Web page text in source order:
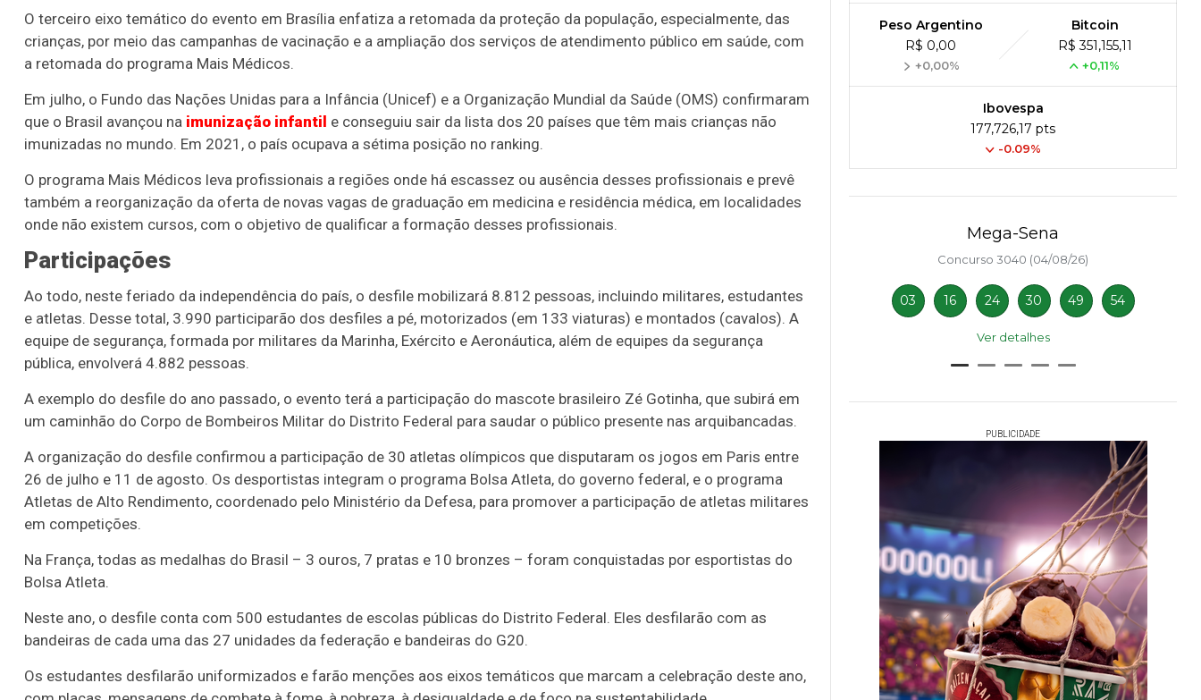
O terceiro eixo temático do evento em Brasília enfatiza a retomada da proteção da população, especialmente, das
crianças, por meio das campanhas de vacinação e a ampliação dos serviços de atendimento público em saúde, com
a retomada do programa Mais Médicos.
Em julho, o Fundo das Nações Unidas para a Infância (Unicef) e a Organização Mundial da Saúde (OMS) confirmaram
que o Brasil avançou na imunização infantil e conseguiu sair da lista dos 20 países que têm mais crianças não
imunizadas no mundo. Em 2021, o país ocupava a sétima posição no ranking.
O programa Mais Médicos leva profissionais a regiões onde há escassez ou ausência desses profissionais e prevê
também a reorganização da oferta de novas vagas de graduação em medicina e residência médica, em localidades
onde não existem cursos, com o objetivo de qualificar a formação desses profissionais.
Participações
Ao todo, neste feriado da independência do país, o desfile mobilizará 8.812 pessoas, incluindo militares, estudantes
e atletas. Desse total, 3.990 participarão dos desfiles a pé, motorizados (em 133 viaturas) e montados (cavalos). A
equipe de segurança, formada por militares da Marinha, Exército e Aeronáutica, além de equipes da segurança
pública, envolverá 4.882 pessoas.
A exemplo do desfile do ano passado, o evento terá a participação do mascote brasileiro Zé Gotinha, que subirá em
um caminhão do Corpo de Bombeiros Militar do Distrito Federal para saudar o público presente nas arquibancadas.
A organização do desfile confirmou a participação de 30 atletas olímpicos que disputaram os jogos em Paris entre
26 de julho e 11 de agosto. Os desportistas integram o programa Bolsa Atleta, do governo federal, e o programa
Atletas de Alto Rendimento, coordenado pelo Ministério da Defesa, para promover a participação de atletas militares
em competições.
Na França, todas as medalhas do Brasil – 3 ouros, 7 pratas e 10 bronzes – foram conquistadas por esportistas do
Bolsa Atleta.
Neste ano, o desfile conta com 500 estudantes de escolas públicas do Distrito Federal. Eles desfilarão com as
bandeiras de cada uma das 27 unidades da federação e bandeiras do G20.
Os estudantes desfilarão uniformizados e farão menções aos eixos temáticos que marcam a celebração deste ano,
Peso Argentino
R$ 0,00
+0,00%
Bitcoin
R$ 351,155,11
+0,11%
Ibovespa
177,726,17 pts
-0.09%
3754 (05/08/26)
05 07 08 11
16 20 21 23
25
Lotomania
05 08 10 12 22 27 33
35 36 43 49 50 56 61
Ver detalhes
10 14 16 21 30 31
Ver detalhes
Mega-Sena
Concurso 3040 (04/08/26)
03 16 24 30 49 54
Ver detalhes
PUBLICIDADE